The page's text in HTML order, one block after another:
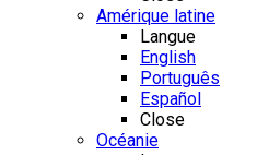
Amérique latine
Langue
English
Português
Español
Close
Océanie